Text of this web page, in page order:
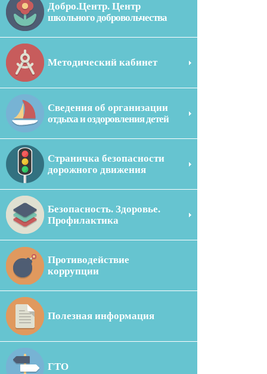
Добро.Центр. Центр
школьного добровольчества
Методический кабинет
Сведения об организации
отдыха и оздоровления детей
Страничка безопасности
дорожного движения
Безопасность. Здоровье.
Профилактика
Противодействие
коррупции
Полезная информация
ГТО